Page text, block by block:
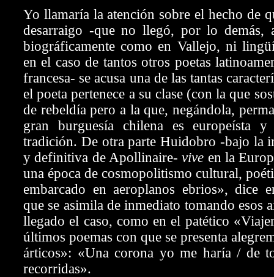
Yo llamaría la atención sobre el hecho de
desarraigo -que no llegó, por lo demás,
biográficamente como en Vallejo, ni
en el caso de tantos otros poetas
francesa- se acusa una de las tantas
el poeta pertenece a su clase (con la que
de rebeldía pero a la que, negándola,
gran burguesía chilena es europeísta y
tradición. De otra parte Huidobro -bajo la
y definitiva de Apollinaire-vive en la
una época de cosmopolitismo cultural,
embarcado en aeroplanos ebrios», dice
que se asimila de inmediato tomando esos
llegado el caso, como en el patético
últimos poemas con que se presenta
árticos»: «Una corona yo me haría / de
recorridas».